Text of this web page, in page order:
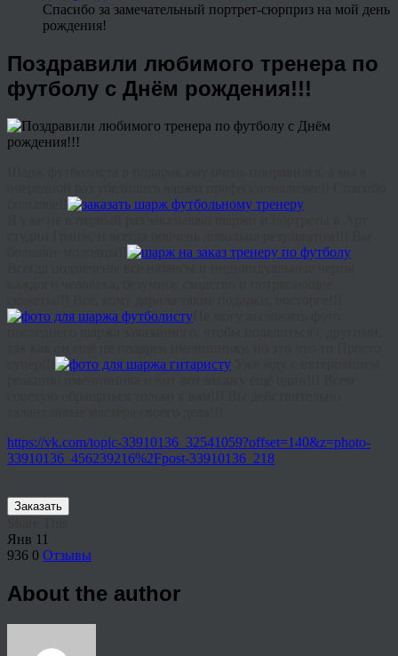
Спасибо за замечательный портрет-сюрприз на мой день
рождения!
Поздравили любимого тренера по
футболу с Днём рождения!!!
https://vk.com/topic-33910136_32541059?offset=140&z=photo-
33910136_456239216%2Fpost-33910136_218
Заказать
Янв 11
936 0 Отзывы
About the author